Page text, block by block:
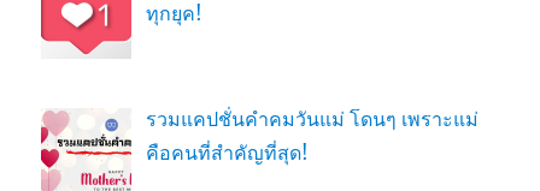
ทุกยุค!
รวมแคปชั่นคำคมวันแม่ โดนๆ เพราะแม่
คือคนที่สำคัญที่สุด!